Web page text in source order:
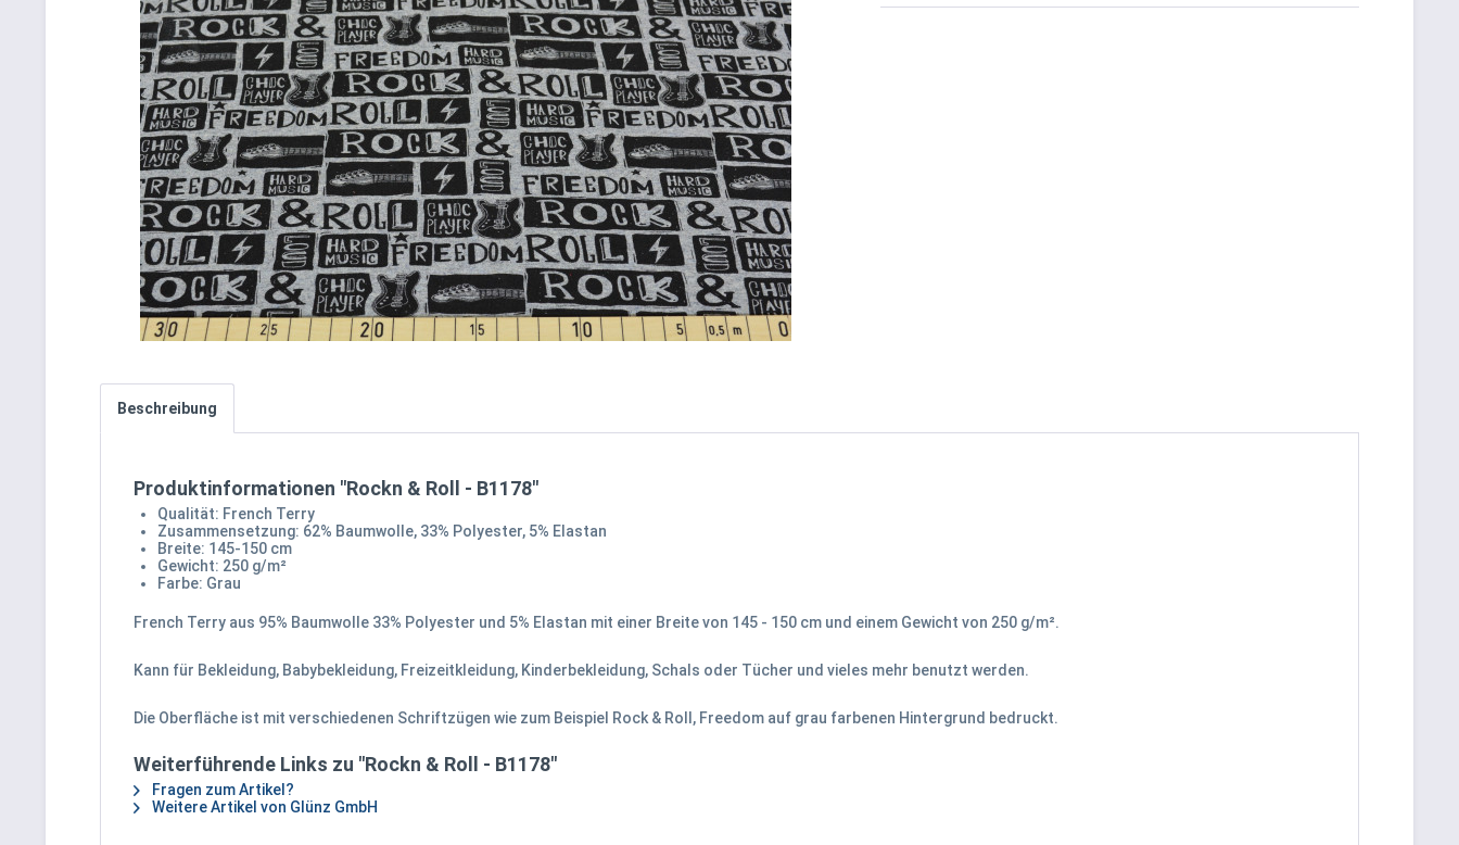
Beschreibung
Produktinformationen "Rockn & Roll - B1178"
Qualität: French Terry
Zusammensetzung: 62% Baumwolle, 33% Polyester, 5% Elastan
Breite: 145-150 cm
Gewicht: 250 g/m²
Farbe: Grau
French Terry aus 95% Baumwolle 33% Polyester und 5% Elastan mit einer Breite von 145 - 150 cm und einem Gewicht von 250 g/m².
Kann für Bekleidung, Babybekleidung, Freizeitkleidung, Kinderbekleidung, Schals oder Tücher und vieles mehr benutzt werden.
Die Oberfläche ist mit verschiedenen Schriftzügen wie zum Beispiel Rock & Roll, Freedom auf grau farbenen Hintergrund bedruckt.
Weiterführende Links zu "Rockn & Roll - B1178"
Fragen zum Artikel?
Weitere Artikel von Glünz GmbH